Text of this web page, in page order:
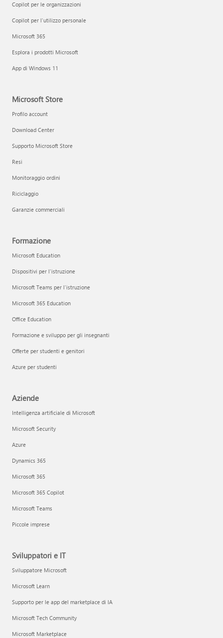
Copilot per le organizzazioni
Copilot per l'utilizzo personale
Microsoft 365
Esplora i prodotti Microsoft
App di Windows 11
Microsoft Store
Profilo account
Download Center
Supporto Microsoft Store
Resi
Monitoraggio ordini
Riciclaggio
Garanzie commerciali
Formazione
Microsoft Education
Dispositivi per l'istruzione
Microsoft Teams per l'istruzione
Microsoft 365 Education
Office Education
Formazione e sviluppo per gli insegnanti
Offerte per studenti e genitori
Azure per studenti
Aziende
Intelligenza artificiale di Microsoft
Microsoft Security
Azure
Dynamics 365
Microsoft 365
Microsoft 365 Copilot
Microsoft Teams
Piccole imprese
Sviluppatori e IT
Sviluppatore Microsoft
Microsoft Learn
Supporto per le app del marketplace di IA
Microsoft Tech Community
Microsoft Marketplace